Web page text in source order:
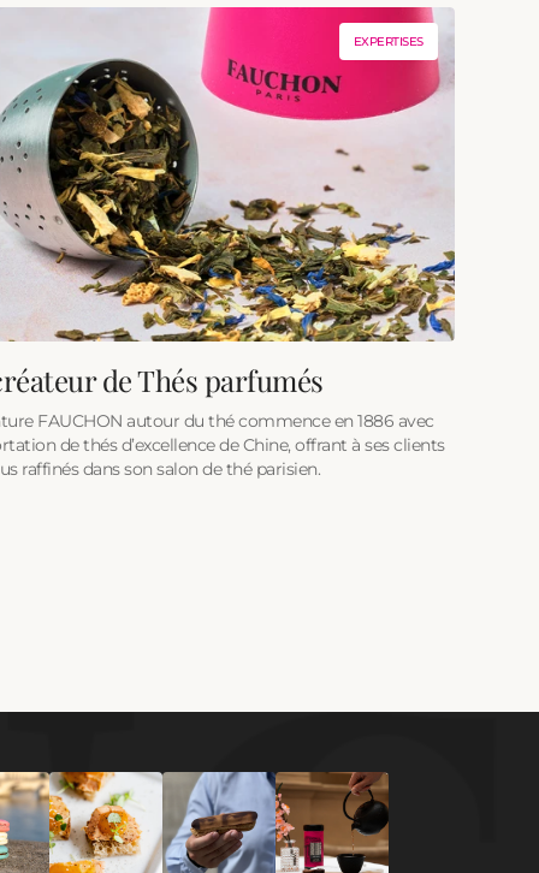
EXPERTISES
de Thés parfumés
FAUCHON autour du thé commence en 1886 avec
de thés d’excellence de Chine, offrant à ses clients
raffinés dans son salon de thé parisien.